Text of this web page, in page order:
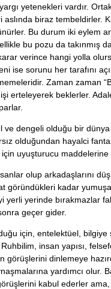
yetenekleri vardır.
aslında biraz tembeldirler.
Bu durum iki eylem
bu pozu da takınmış
verince hangi yolla
ise sorunu her tarafını
Zaman zaman
erteleyerek beklerler.
ve dengeli olduğu bir
olduğundan hayalci
uyuşturucu maddelerine
olup arkadaşlarını düş
göründükleri kadar
yerli yerinde bırakmazlar
geçer gider.
için, entelektüel, bilgiye
insan yapısı,
görüşlerini dinlemeye
yardımcı olur.
kabul ederler ama,